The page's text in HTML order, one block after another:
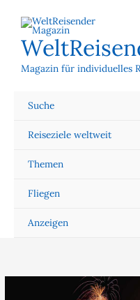
Inhalt
springen
Magazin für individuelles
Suche
Reiseziele weltweit
Themen
Fliegen
Anzeigen